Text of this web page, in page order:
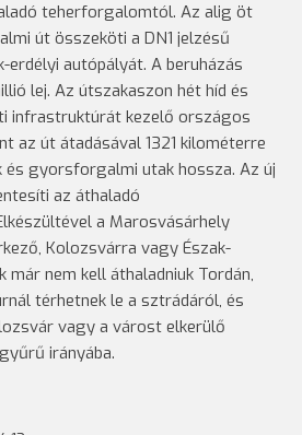
teherforgalomtól. Az alig öt
út összeköti a DN1 jelzésű
autópályát. A beruházás
lej. Az útszakaszon hét híd és
infrastruktúrát kezelő országos
az út átadásával 1321 kilométerre
és gyorsforgalmi utak hossza. Az új
az áthaladó
a Marosvásárhely
Kolozsvárra vagy Észak-
már nem kell áthaladniuk Tordán,
térhetnek le a sztrádáról, és
vagy a várost elkerülő
irányába.